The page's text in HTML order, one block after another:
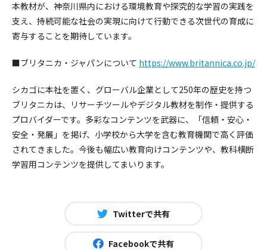
本教材が、神奈川県内における環境教育や探究的な学習の実践を
支え、持続可能な社会の実現に向けて行動できる次世代の育成に
寄与することを期待しています。
■ブリタニカ・ジャパンについて https://www.britannica.co.jp/
シカゴに本社を置く、グローバル企業として250年の歴史を持つ
ブリタニカは、リサーチツールやデジタル教材を制作・提供する
プロバイダーです。多彩なコンテンツを武器に、「信頼・安心・
安全・発展」を掲げ、小学校から大学を含む教育機関で高く評価
されてきました。今後も幅広い教育向けコンテンツや、教科横断
学習用コンテンツを提供してまいります。
Twitterで共有
Facebookで共有